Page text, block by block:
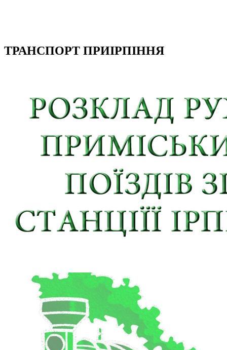
ТРАНСПОРТ ПРИІРПІННЯ